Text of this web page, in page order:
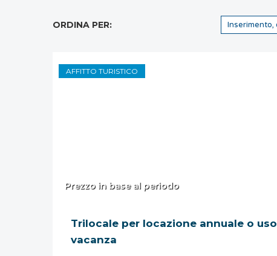
ORDINA PER:
AFFITTO TURISTICO
Prezzo in base al periodo
Trilocale per locazione annuale o uso
vacanza